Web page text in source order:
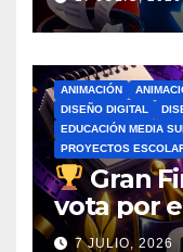
pánico
ANIMACIÓN
DISEÑO DIGITAL
EDUCACIÓN MEDIA
PROYECTOS
Gran
vota por
del Ciclo
7 JULIO, 2026